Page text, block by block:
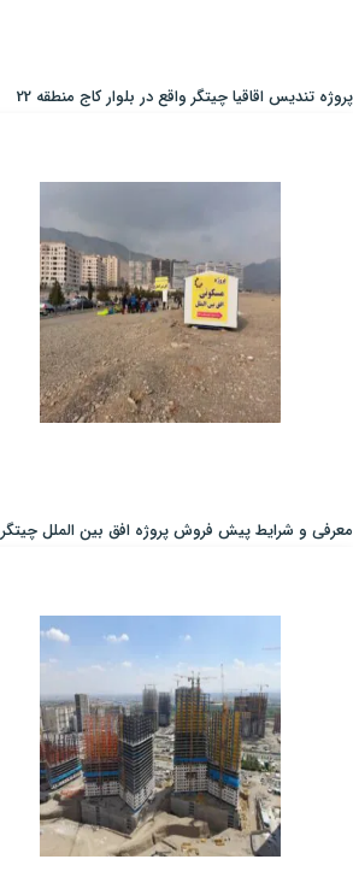
پروژه تندیس اقاقیا چیتگر واقع در بلوار کاج منطقه 22
معرفی و شرایط پیش فروش پروژه افق بین الملل چیتگر